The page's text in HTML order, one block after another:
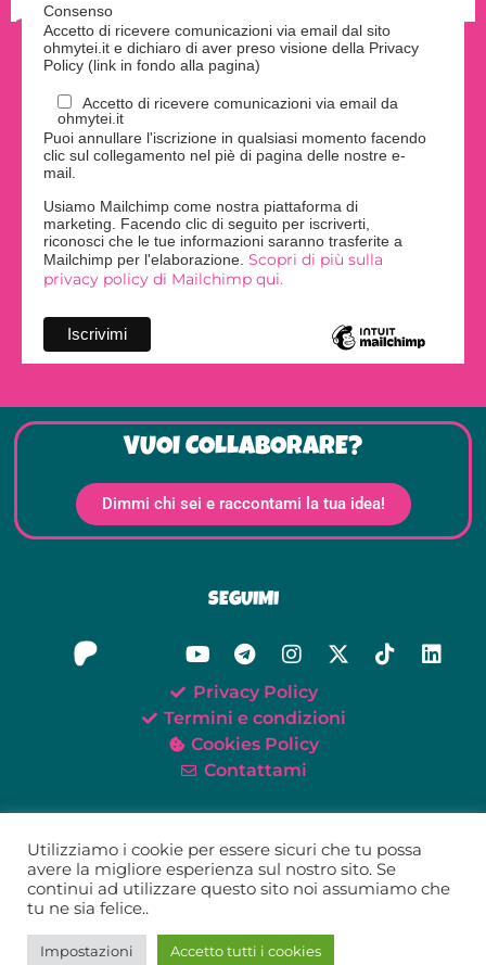
Consenso
Accetto di ricevere comunicazioni via email dal sito
ohmytei.it e dichiaro di aver preso visione della Privacy
Policy (link in fondo alla pagina)
Accetto di ricevere comunicazioni via email da
ohmytei.it
Puoi annullare l'iscrizione in qualsiasi momento facendo
clic sul collegamento nel piè di pagina delle nostre e-
mail.
Usiamo Mailchimp come nostra piattaforma di
marketing. Facendo clic di seguito per iscriverti,
riconosci che le tue informazioni saranno trasferite a
Mailchimp per l'elaborazione. Scopri di più sulla
privacy policy di Mailchimp qui.
VUOI COLLABORARE?
Dimmi chi sei e raccontami la tua idea!
SEGUIMI
Privacy Policy
Termini e condizioni
Cookies Policy
Contattami
Tei Giunta – P.IVA 02579520418
Utilizziamo i cookie per essere sicuri che tu possa
avere la migliore esperienza sul nostro sito. Se
continui ad utilizzare questo sito noi assumiamo che
tu ne sia felice..
Impostazioni Accetto tutti i cookies